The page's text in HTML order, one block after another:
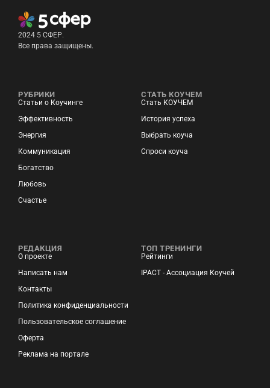
2024 5 СФЕР.
Все права защищены.
РУБРИКИ
Статьи о Коучинге
Эффективность
Энергия
Коммуникация
Богатство
Любовь
Счастье
СТАТЬ КОУЧЕМ
Стать КОУЧЕМ
История успеха
Выбрать коуча
Спроси коуча
РЕДАКЦИЯ
О проекте
Написать нам
Контакты
Политика конфиденциальности
Пользовательское соглашение
Оферта
Реклама на портале
ТОП ТРЕНИНГИ
Рейтинги
IPACT - Ассоциация Коучей